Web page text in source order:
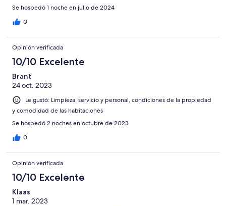
Se hospedó 1 noche en julio de 2024
0
Opinión verificada
10/10 Excelente
Brant
24 oct. 2023
Le gustó: Limpieza, servicio y personal, condiciones de la propiedad
y comodidad de las habitaciones
Se hospedó 2 noches en octubre de 2023
0
Opinión verificada
10/10 Excelente
Klaas
1 mar. 2023